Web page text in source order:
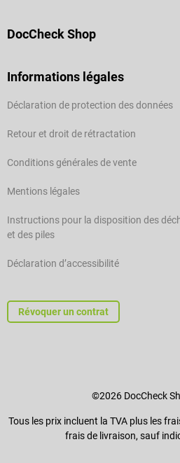
DocCheck Shop
Informations légales
Déclaration de protection des données
Retour et droit de rétractation
Conditions générales de vente
Mentions légales
Instructions pour la disposition des
et des piles
Déclaration d’accessibilité
Révoquer un contrat
©2026 DocCheck
Tous les prix incluent la TVA plus les
frais de livraison, sauf